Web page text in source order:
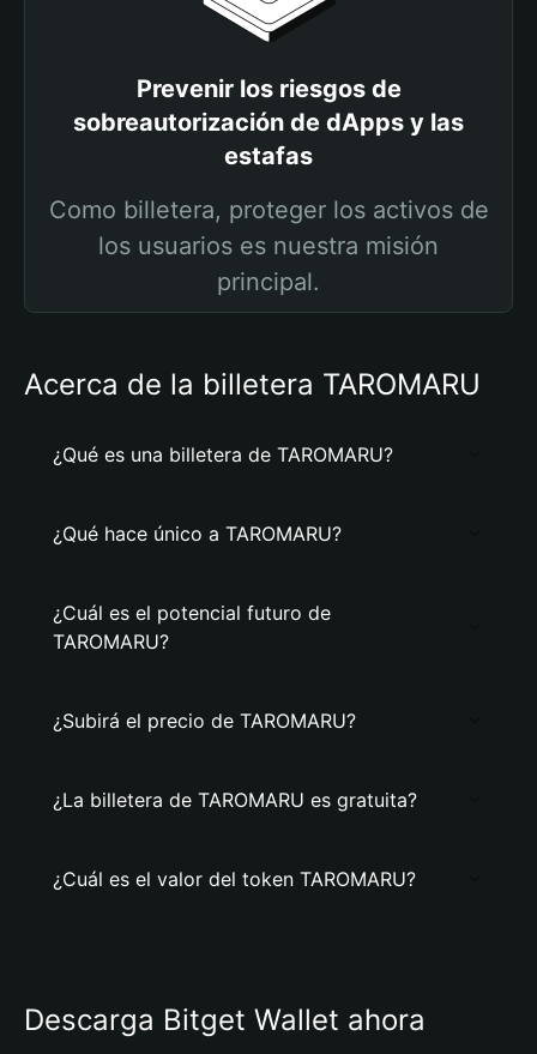
Prevenir los riesgos de
sobreautorización de dApps y las
estafas
Como billetera, proteger los activos de
los usuarios es nuestra misión
principal.
Acerca de la billetera TAROMARU
¿Qué es una billetera de TAROMARU?
¿Qué hace único a TAROMARU?
¿Cuál es el potencial futuro de
TAROMARU?
¿Subirá el precio de TAROMARU?
¿La billetera de TAROMARU es gratuita?
¿Cuál es el valor del token TAROMARU?
Descarga Bitget Wallet ahora